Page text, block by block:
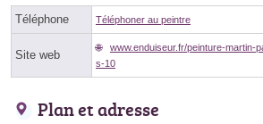
Téléphone Téléphoner au peintre
Site web
www.enduiseur.fr/peinture-martin-
s-10
Plan et adresse